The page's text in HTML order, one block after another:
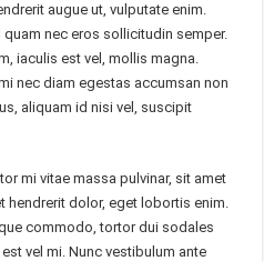
augue ut, vulputate enim.
nec eros sollicitudin semper.
iaculis est vel, mollis magna.
nec diam egestas accumsan non
aliquam id nisi vel, suscipit
mi vitae massa pulvinar, sit amet
hendrerit dolor, eget lobortis enim.
commodo, tortor dui sodales
vel mi. Nunc vestibulum ante